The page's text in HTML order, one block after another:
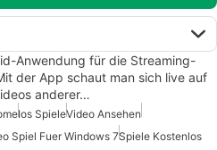
Anwendung für die Streaming-
der App schaut man sich live auf
anderer…
Ios SpieleVideo Ansehen
Spiel Fuer Windows 7Spiele Kostenlos